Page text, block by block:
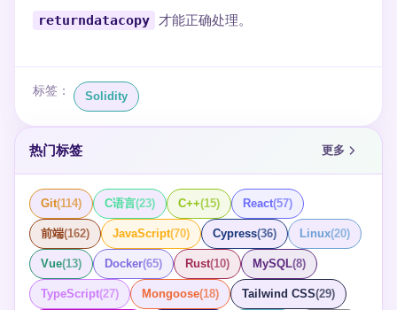
returndatacopy 才能正确处理。
标签： Solidity
热门标签 更多
Git(114) C语言(23) C++(15) React(57)
前端(162) JavaScript(70) Cypress(36) Linux(20)
Vue(13) Docker(65) Rust(10) MySQL(8)
TypeScript(27) Mongoose(18) Tailwind CSS(29)